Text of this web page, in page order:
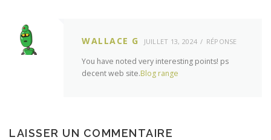
WALLACE G JUILLET 13, 2024 RÉPONSE
You have noted very interesting points! ps
decent web site.Blog range
LAISSER UN COMMENTAIRE